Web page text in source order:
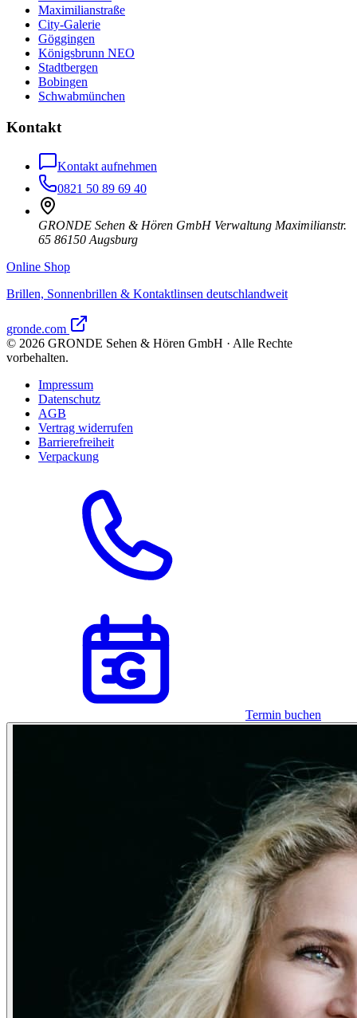
Maximilianstraße
City-Galerie
Göggingen
Königsbrunn NEO
Stadtbergen
Bobingen
Schwabmünchen
Kontakt
Kontakt aufnehmen
0821 50 89 69 40
GRONDE Sehen & Hören GmbH Verwaltung Maximilianstr.
65 86150 Augsburg
Online Shop
Brillen, Sonnenbrillen & Kontaktlinsen deutschlandweit
gronde.com
© 2026 GRONDE Sehen & Hören GmbH · Alle Rechte
vorbehalten.
Impressum
Datenschutz
AGB
Vertrag widerrufen
Barrierefreiheit
Verpackung
Termin buchen